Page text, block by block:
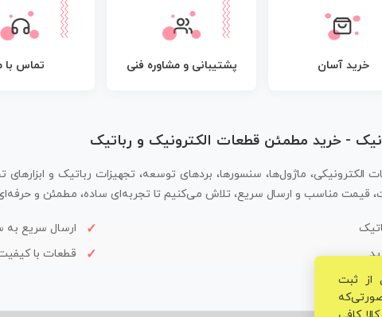
خرید آسان پشتیبانی و مشاوره فنی تماس با
- خرید مطمئن قطعات الکترونیک و رباتیک
الکترونیکی، ماژول‌ها، سنسورها، بردهای توسعه، تجهیزات رباتیک و
قیمت مناسب و ارسال سریع، تلاش می‌کنیم تا تجربه‌ای ساده، مطمئن و حرفه‌ای
ارسال سریع به
قطعات با
از ثبت